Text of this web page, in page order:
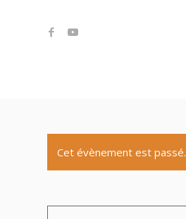
Cet évènement est passé.